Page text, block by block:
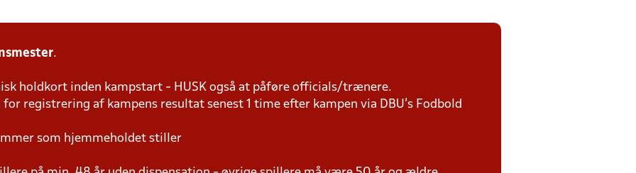
.
holdkort inden kampstart - HUSK også at påføre officials/trænere.
registrering af kampens resultat senest 1 time efter kampen via DBU's Fodbold
som hjemmeholdet stiller